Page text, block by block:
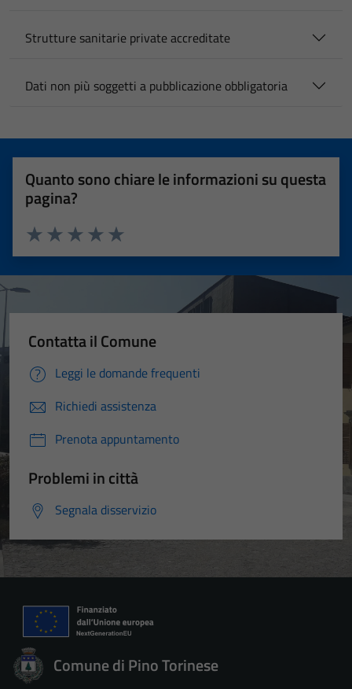
Strutture sanitarie private accreditate
Dati non più soggetti a pubblicazione obbligatoria
Quanto sono chiare le informazioni su questa
pagina?
Valuta 5 stelle su 5
Valuta 4 stelle su 5
Valuta 3 stelle su 5
Valuta 2 stelle su 5
Valuta 1 stelle su 5
Contatta il Comune
Leggi le domande frequenti
Richiedi assistenza
Prenota appuntamento
Problemi in città
Segnala disservizio
Comune di Pino Torinese